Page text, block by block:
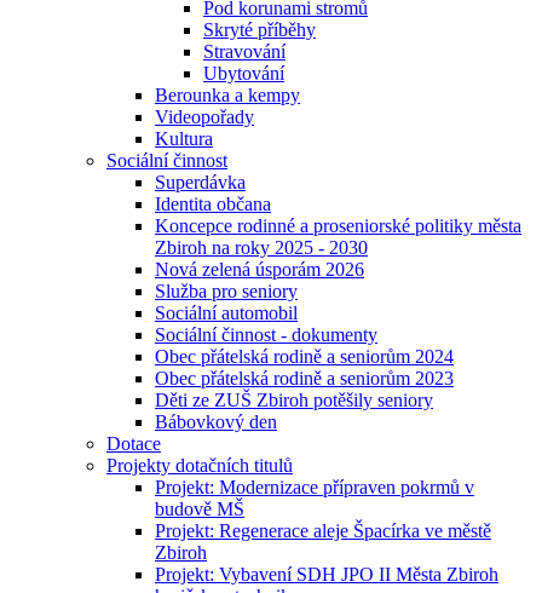
Pod korunami stromů
Skryté příběhy
Stravování
Ubytování
Berounka a kempy
Videopořady
Kultura
Sociální činnost
Superdávka
Identita občana
Koncepce rodinné a proseniorské politiky města
Zbiroh na roky 2025 - 2030
Nová zelená úsporám 2026
Služba pro seniory
Sociální automobil
Sociální činnost - dokumenty
Obec přátelská rodině a seniorům 2024
Obec přátelská rodině a seniorům 2023
Děti ze ZUŠ Zbiroh potěšily seniory
Bábovkový den
Dotace
Projekty dotačních titulů
Projekt: Modernizace přípraven pokrmů v
budově MŠ
Projekt: Regenerace aleje Špacírka ve městě
Zbiroh
Projekt: Vybavení SDH JPO II Města Zbiroh